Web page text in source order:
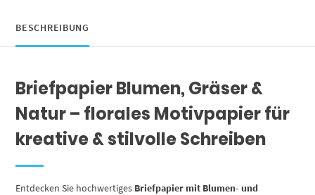
beidseitig
bedruckt
BESCHREIBUNG
Briefpapier Blumen, Gräser &
Natur – florales Motivpapier für
kreative & stilvolle Schreiben
Entdecken Sie hochwertiges Briefpapier mit Blumen- und